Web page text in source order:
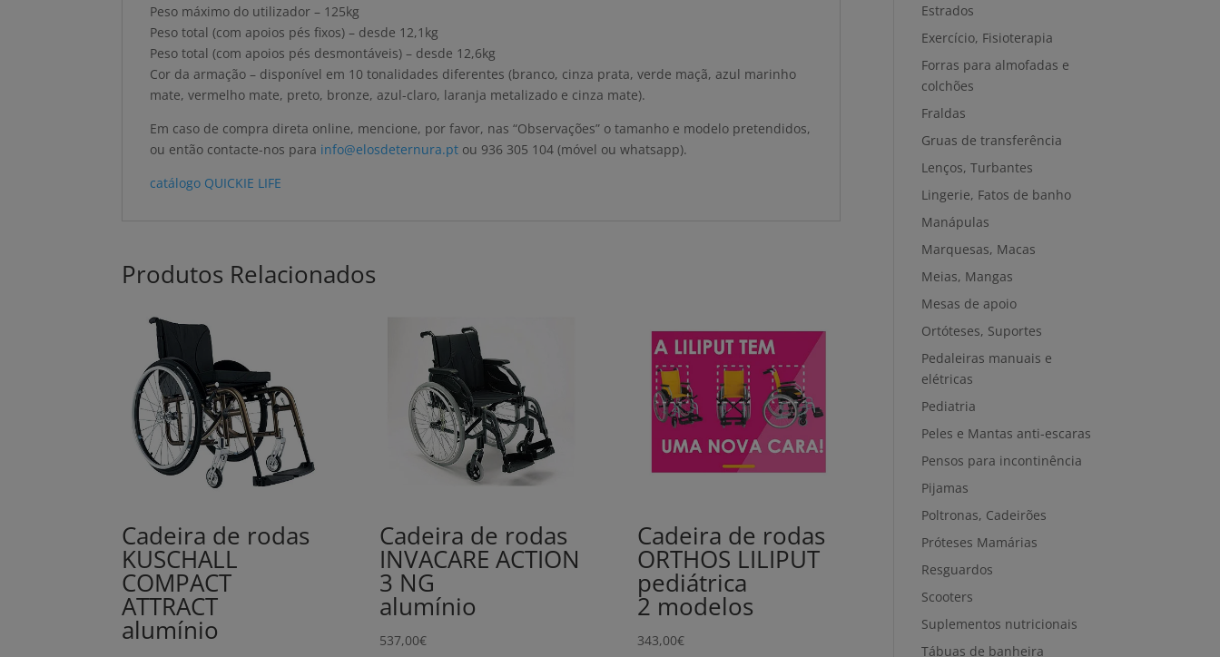
Peso máximo do utilizador – 125kg
Peso total (com apoios pés fixos) – desde 12,1kg
Peso total (com apoios pés desmontáveis) – desde 12,6kg
Cor da armação – disponível em 10 tonalidades diferentes (branco, cinza prata, verde maçã, azul marinho
mate, vermelho mate, preto, bronze, azul-claro, laranja metalizado e cinza mate).
Em caso de compra direta online, mencione, por favor, nas “Observações” o tamanho e modelo pretendidos,
ou então contacte-nos para info@elosdeternura.pt ou 936 305 104 (móvel ou whatsapp).
catálogo QUICKIE LIFE
Produtos Relacionados
Cadeira de rodas
KUSCHALL
COMPACT
ATTRACT
alumínio
Cadeira de rodas
INVACARE ACTION
3 NG
alumínio
537,00€
Cadeira de rodas
ORTHOS LILIPUT
pediátrica
2 modelos
343,00€
Estrados
Exercício, Fisioterapia
Forras para almofadas e
colchões
Fraldas
Gruas de transferência
Lenços, Turbantes
Lingerie, Fatos de banho
Manápulas
Marquesas, Macas
Meias, Mangas
Mesas de apoio
Ortóteses, Suportes
Pedaleiras manuais e
elétricas
Pediatria
Peles e Mantas anti-escaras
Pensos para incontinência
Pijamas
Poltronas, Cadeirões
Próteses Mamárias
Resguardos
Scooters
Suplementos nutricionais
Tábuas de banheira